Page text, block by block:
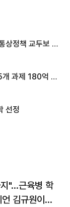
상정책 교두보 활
과제 180억 지
선정
"…근육병 학
김규원이었